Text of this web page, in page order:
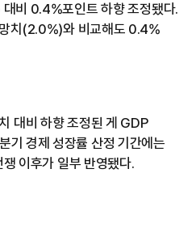
비 0.4%포인트 하향 조정됐다.
치(2.0%)와 비교해도 0.4%
대비 하향 조정된 게 GDP
기 경제 성장률 산정 기간에는
이후가 일부 반영됐다.